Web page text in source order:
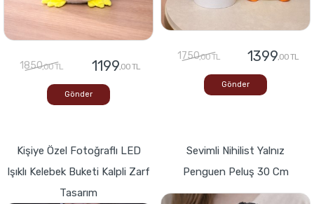
1850,00 TL 1199,00 TL
Gönder
1750,00 TL 1399,00 TL
Gönder
Kişiye Özel Fotoğraflı LED
Işıklı Kelebek Buketi Kalpli Zarf
Tasarım
Sevimli Nihilist Yalnız
Penguen Peluş 30 Cm